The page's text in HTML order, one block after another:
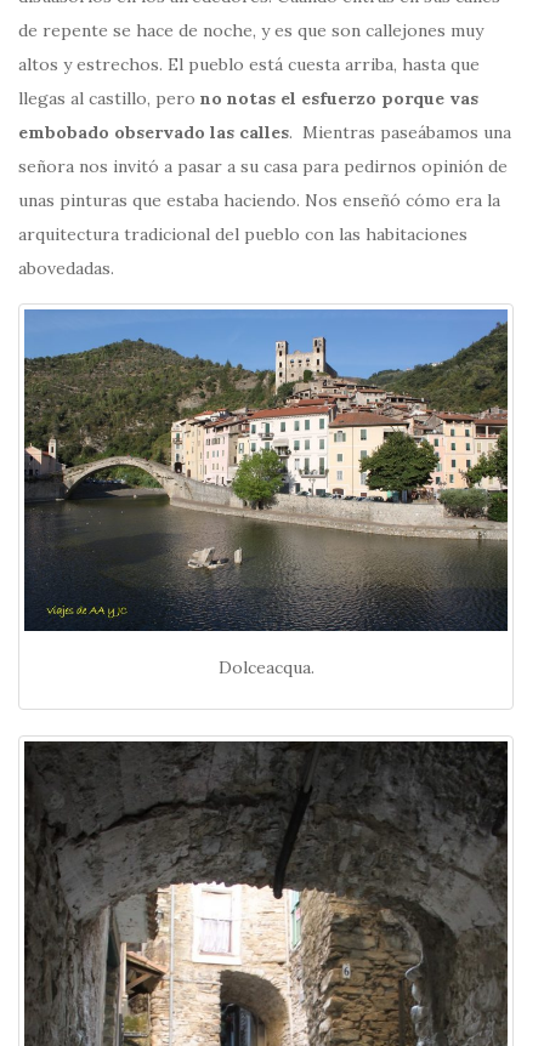
de repente se hace de noche, y es que son callejones muy
altos y estrechos. El pueblo está cuesta arriba, hasta que
llegas al castillo, pero no notas el esfuerzo porque vas
embobado observado las calles. Mientras paseábamos una
señora nos invitó a pasar a su casa para pedirnos opinión de
unas pinturas que estaba haciendo. Nos enseñó cómo era la
arquitectura tradicional del pueblo con las habitaciones
abovedadas.
Dolceacqua.